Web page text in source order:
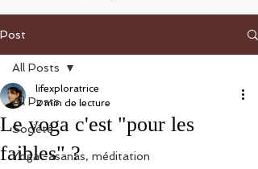
Post
All Posts
Société
Yoga -asanas, méditation
All Posts
Le yoga c'est "pour les
faibles" ?
lifexploratrice
2 min de lecture